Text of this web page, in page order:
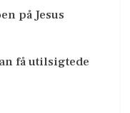
på Jesus
få utilsigtede